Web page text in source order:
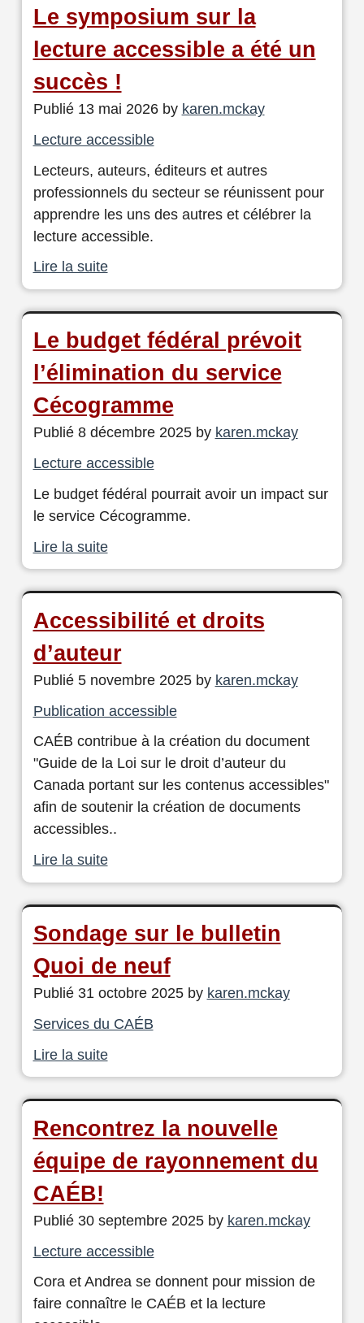
Le symposium sur la
lecture accessible a été un
succès !
Publié 13 mai 2026 by karen.mckay
Lecture accessible
Lecteurs, auteurs, éditeurs et autres
professionnels du secteur se réunissent pour
apprendre les uns des autres et célébrer la
lecture accessible.
Lire la suite
Le budget fédéral prévoit
l’élimination du service
Cécogramme
Publié 8 décembre 2025 by karen.mckay
Lecture accessible
Le budget fédéral pourrait avoir un impact sur
le service Cécogramme.
Lire la suite
Accessibilité et droits
d’auteur
Publié 5 novembre 2025 by karen.mckay
Publication accessible
CAÉB contribue à la création du document
"Guide de la Loi sur le droit d’auteur du
Canada portant sur les contenus accessibles"
afin de soutenir la création de documents
accessibles..
Lire la suite
Sondage sur le bulletin
Quoi de neuf
Publié 31 octobre 2025 by karen.mckay
Services du CAÉB
Lire la suite
Rencontrez la nouvelle
équipe de rayonnement du
CAÉB!
Publié 30 septembre 2025 by karen.mckay
Lecture accessible
Cora et Andrea se donnent pour mission de
faire connaître le CAÉB et la lecture